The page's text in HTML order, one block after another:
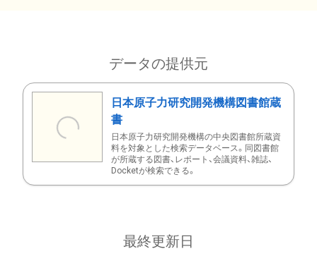
データの提供元
日本原子力研究開発機構図書館蔵
書
日本原子力研究開発機構の中央図書館所蔵資
料を対象とした検索データベース。同図書館
が所蔵する図書、レポート、会議資料、雑誌、
Docketが検索できる。
最終更新日